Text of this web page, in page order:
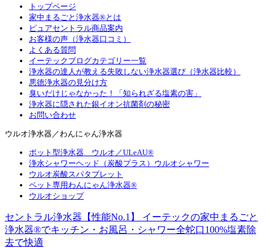
トップページ
家中まるごと浄水器®とは
ピュアセントラル商品案内
お客様の声（浄水器口コミ）
よくある質問
イーテックブログカテゴリー一覧
浄水器の達人が教える失敗しない浄水器選び（浄水器比較）
悪徳浄水器の見分け方
臭いだけじゃなかった！「知られざる塩素の害」
浄水器に隠された銀イオン抗菌剤の秘密
お問い合わせ
ウルオ浄水器／わんにゃん浄水器
ポット型浄水器 ウルオ／ULeAU®
浄水シャワーヘッド（炭酸プラス）ウルオシャワー
ウルオ炭酸スパタブレット
ペット専用わんにゃん浄水器®
ウルオショップ
セントラル浄水器【性能No.1】 イーテックの家中まるごと
浄水器®でキッチン・お風呂・シャワー全蛇口100%塩素除
去で快適